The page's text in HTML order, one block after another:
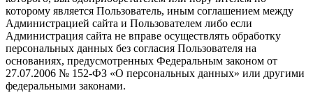
которому является Пользователь, иным соглашением между
Администрацией сайта и Пользователем либо если
Администрация сайта не вправе осуществлять обработку
персональных данных без согласия Пользователя на
основаниях, предусмотренных Федеральным законом от
27.07.2006 № 152-ФЗ «О персональных данных» или другими
федеральными законами.